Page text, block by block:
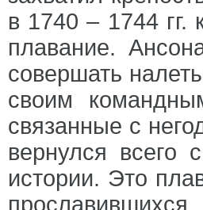
в 1740 – 1744
плавание.
совершать
своим
связанные с
вернулся
истории. Это